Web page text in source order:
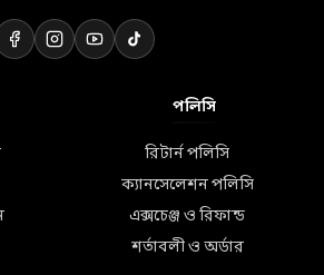
পলিসি
রিটার্ন পলিসি
ক্যানসেলেশন পলিসি
এক্সচেঞ্জ ও রিফান্ড
শর্তাবলী ও অর্ডার